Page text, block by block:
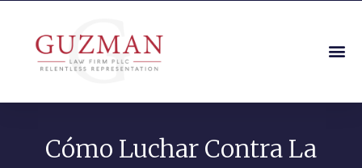
Cómo Luchar Contra La